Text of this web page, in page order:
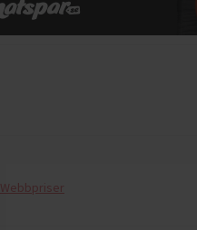
Webbpriser